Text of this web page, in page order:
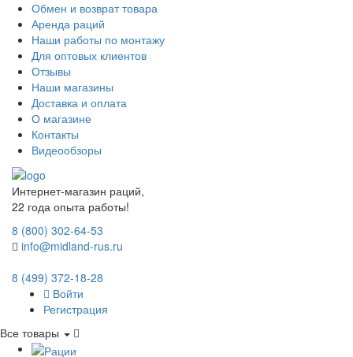
Обмен и возврат товара
Аренда раций
Наши работы по монтажу
Для оптовых клиентов
Отзывы
Наши магазины
Доставка и оплата
О магазине
Контакты
Видеообзоры
Интернет-магазин раций,
22 года опыта работы!
8 (800) 302-64-53
info@midland-rus.ru
8 (499) 372-18-28
Войти
Регистрация
Все товары